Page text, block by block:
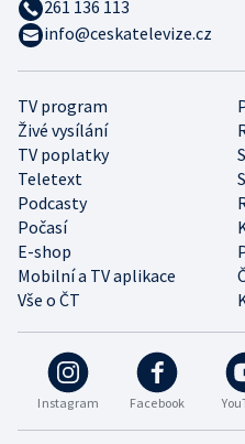
Instagram Facebook
TV program
Živé vysílání
TV poplatky
Teletext
Podcasty
Počasí
E-shop
Mobilní a TV aplikace
Vše o ČT
261 136 113
info@ceskatelevize.cz